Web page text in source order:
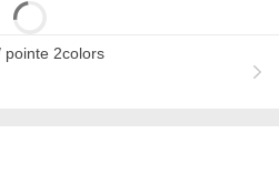
ソーサー ポアント / pointe 2colors